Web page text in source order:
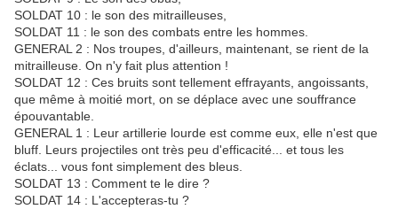
SOLDAT 10 : le son des mitrailleuses,
SOLDAT 11 : le son des combats entre les hommes.
GENERAL 2 : Nos troupes, d'ailleurs, maintenant, se rient de la
mitrailleuse. On n'y fait plus attention !
SOLDAT 12 : Ces bruits sont tellement effrayants, angoissants,
que même à moitié mort, on se déplace avec une souffrance
épouvantable.
GENERAL 1 : Leur artillerie lourde est comme eux, elle n'est que
bluff. Leurs projectiles ont très peu d'efficacité... et tous les
éclats... vous font simplement des bleus.
SOLDAT 13 : Comment te le dire ?
SOLDAT 14 : L'accepteras-tu ?